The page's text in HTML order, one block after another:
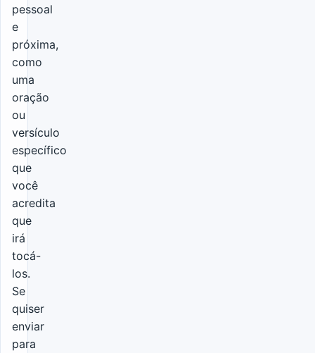
pessoal
e
próxima,
como
uma
oração
ou
versículo
específico
que
você
acredita
que
irá
tocá-
los.
Se
quiser
enviar
para